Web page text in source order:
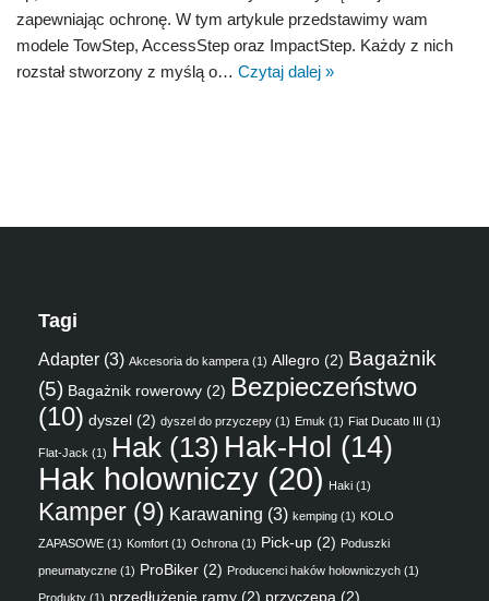
zapewniając ochronę. W tym artykule przedstawimy wam
modele TowStep, AccessStep oraz ImpactStep. Każdy z nich
rozstał stworzony z myślą o… Czytaj dalej »
Tagi
Adapter (3) Akcesoria do kampera (1) Allegro (2) Bagażnik
(5) Bagażnik rowerowy (2) Bezpieczeństwo
(10) dyszel (2) dyszel do przyczepy (1) Emuk (1) Fiat Ducato III (1)
Flat-Jack (1) Hak (13) Hak-Hol (14)
Hak holowniczy (20) Haki (1)
Kamper (9) Karawaning (3) kemping (1) KOLO
ZAPASOWE (1) Komfort (1) Ochrona (1) Pick-up (2) Poduszki
pneumatyczne (1) ProBiker (2) Producenci haków holowniczych (1)
Produkty (1) przedłużenie ramy (2) przyczepa (2)